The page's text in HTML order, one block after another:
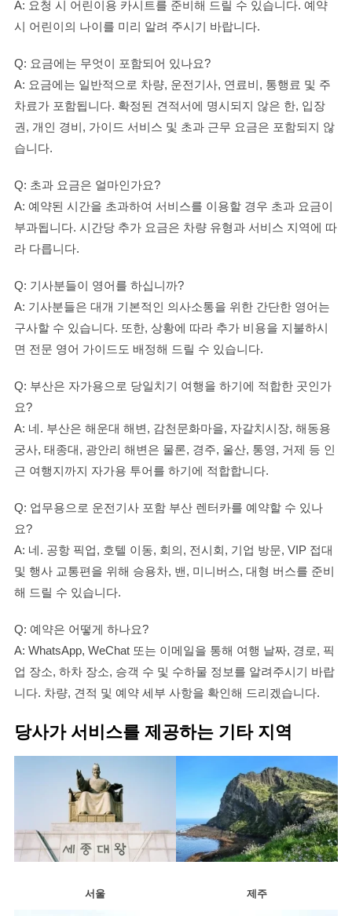
A: 요청 시 어린이용 카시트를 준비해 드릴 수 있습니다. 예약
시 어린이의 나이를 미리 알려 주시기 바랍니다.
Q: 요금에는 무엇이 포함되어 있나요?
A: 요금에는 일반적으로 차량, 운전기사, 연료비, 통행료 및 주
차료가 포함됩니다. 확정된 견적서에 명시되지 않은 한, 입장
권, 개인 경비, 가이드 서비스 및 초과 근무 요금은 포함되지 않
습니다.
Q: 초과 요금은 얼마인가요?
A: 예약된 시간을 초과하여 서비스를 이용할 경우 초과 요금이
부과됩니다. 시간당 추가 요금은 차량 유형과 서비스 지역에 따
라 다릅니다.
Q: 기사분들이 영어를 하십니까?
A: 기사분들은 대개 기본적인 의사소통을 위한 간단한 영어는
구사할 수 있습니다. 또한, 상황에 따라 추가 비용을 지불하시
면 전문 영어 가이드도 배정해 드릴 수 있습니다.
Q: 부산은 자가용으로 당일치기 여행을 하기에 적합한 곳인가
요?
A: 네. 부산은 해운대 해변, 감천문화마을, 자갈치시장, 해동용
궁사, 태종대, 광안리 해변은 물론, 경주, 울산, 통영, 거제 등 인
근 여행지까지 자가용 투어를 하기에 적합합니다.
Q: 업무용으로 운전기사 포함 부산 렌터카를 예약할 수 있나
요?
A: 네. 공항 픽업, 호텔 이동, 회의, 전시회, 기업 방문, VIP 접대
및 행사 교통편을 위해 승용차, 밴, 미니버스, 대형 버스를 준비
해 드릴 수 있습니다.
Q: 예약은 어떻게 하나요?
A: WhatsApp, WeChat 또는 이메일을 통해 여행 날짜, 경로, 픽
업 장소, 하차 장소, 승객 수 및 수하물 정보를 알려주시기 바랍
니다. 차량, 견적 및 예약 세부 사항을 확인해 드리겠습니다.
당사가 서비스를 제공하는 기타 지역
서울 제주